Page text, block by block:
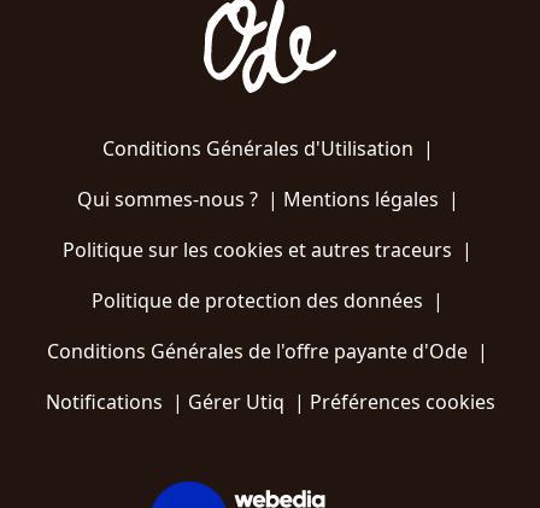
Conditions Générales d'Utilisation |
Qui sommes-nous ?| Mentions légales |
Politique sur les cookies et autres traceurs |
Politique de protection des données |
Conditions Générales de l'offre payante d'Ode |
Notifications | Gérer Utiq | Préférences cookies